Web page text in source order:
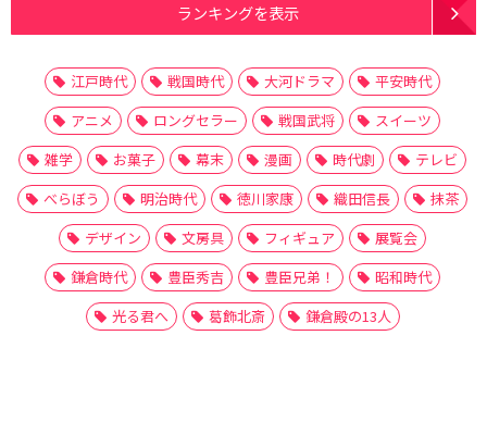
ランキングを表示
江戸時代 戦国時代 大河ドラマ
平安時代
アニメ
ロングセラー 戦国武将
スイーツ
雑学
お菓子 幕末 漫画 時代劇
テレビ
べらぼう
明治時代 徳川家康 織田信長
抹茶
デザイン
文房具 フィギュア
展覧会
鎌倉時代
豊臣秀吉 豊臣兄弟！
昭和時代
光る君へ
葛飾北斎 鎌倉殿の13人